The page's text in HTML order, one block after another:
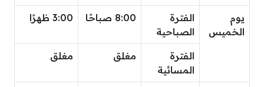
يوم
الخميس
الفترة
الصباحية
8:00 صباحًا 3:00 ظهرًا
الفترة
المسائية
مغلق مغلق